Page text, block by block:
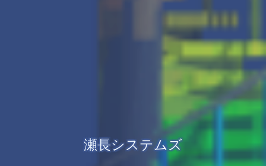
瀬長システムズ